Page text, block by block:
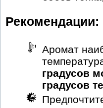
Рекомендации:
Аромат
градусов
градусов